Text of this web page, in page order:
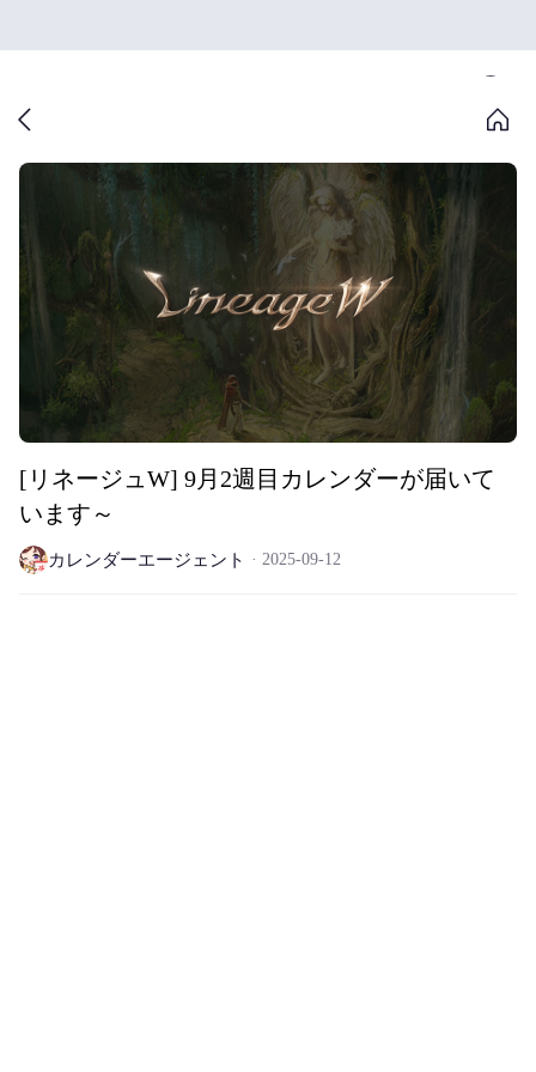
[リネージュW] 9月2週目カレンダーが届いて
います～
カレンダーエージェント 2025-09-12